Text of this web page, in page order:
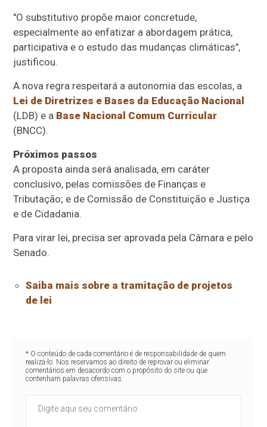
"O substitutivo propõe maior concretude,
especialmente ao enfatizar a abordagem prática,
participativa e o estudo das mudanças climáticas",
justificou.
A nova regra respeitará a autonomia das escolas, a
Lei de Diretrizes e Bases da Educação Nacional
(LDB) e a Base Nacional Comum Curricular
(BNCC).
Próximos passos
A proposta ainda será analisada, em caráter
conclusivo, pelas comissões de Finanças e
Tributação; e de Comissão de Constituição e Justiça
e de Cidadania.
Para virar lei, precisa ser aprovada pela Câmara e pelo
Senado.
Saiba mais sobre a tramitação de projetos
de lei
* O conteúdo de cada comentário é de responsabilidade de quem
realizá-lo. Nos reservamos ao direito de reprovar ou eliminar
comentários em desacordo com o propósito do site ou que
contenham palavras ofensivas.